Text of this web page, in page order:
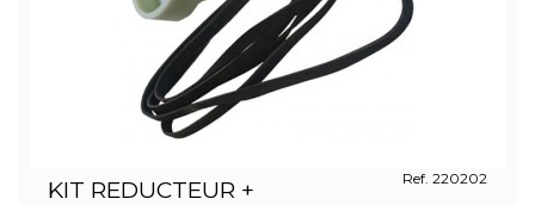
KIT REDUCTEUR +
Ref. 220202